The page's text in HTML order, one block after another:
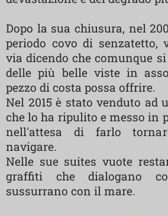
Dopo la sua chiusura, nel
periodo covo di senzatetto,
via dicendo che comunque
delle più belle viste in
pezzo di costa possa offrire.
Nel 2015 è stato venduto ad
che lo ha ripulito e messo in
nell'attesa di farlo
navigare.
Nelle sue suites vuote
graffiti che dialogano
sussurrano con il mare.